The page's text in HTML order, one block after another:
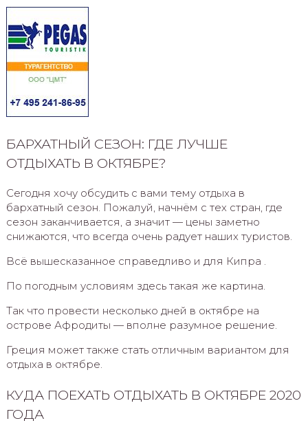
БАРХАТНЫЙ СЕЗОН: ГДЕ ЛУЧШЕ
ОТДЫХАТЬ В ОКТЯБРЕ?
Сегодня хочу обсудить с вами тему отдыха в
бархатный сезон. Пожалуй, начнём с тех стран, где
сезон заканчивается, а значит — цены заметно
снижаются, что всегда очень радует наших туристов.
Всё вышесказанное справедливо и для Кипра .
По погодным условиям здесь такая же картина.
Так что провести несколько дней в октябре на
острове Афродиты — вполне разумное решение.
Греция может также стать отличным вариантом для
отдыха в октябре.
КУДА ПОЕХАТЬ ОТДЫХАТЬ В ОКТЯБРЕ 2020
ГОДА